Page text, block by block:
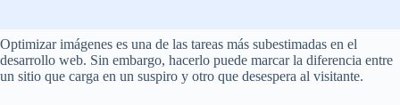
Optimizar imágenes es una de las tareas más subestimadas en el
desarrollo web. Sin embargo, hacerlo puede marcar la diferencia entre
un sitio que carga en un suspiro y otro que desespera al visitante.